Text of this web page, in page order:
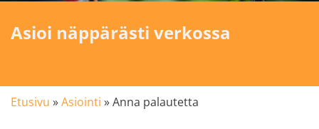
Asioi näppärästi verkossa
Etusivu »Asiointi »Anna palautetta